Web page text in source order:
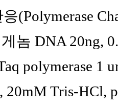
(Polymerase
놈 DNA 20ng,
polymerase 1
Tris-HCl,